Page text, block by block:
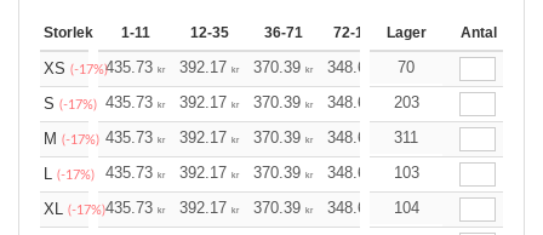
Storlek 1-11 12-35 36-71 72-143 144-287 288 +
Lager Antal
XS (-17%)435.73 kr 392.17 kr 370.39 kr 348.61 326.83
70
S (-17%) 435.73 kr 392.17 kr 370.39 kr 348.61 326.83
203
M (-17%) 435.73 kr 392.17 kr 370.39 kr 348.61 326.83
311
L (-17%) 435.73 kr 392.17 kr 370.39 kr 348.61 326.83
103
XL (-17%)435.73 kr 392.17 kr 370.39 kr 348.61 326.83
104